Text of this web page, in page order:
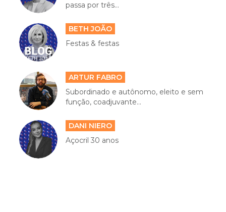
passa por três...
BETH JOÃO
Festas & festas
ARTUR FABRO
Subordinado e autônomo, eleito e sem
função, coadjuvante...
DANI NIERO
Açocril 30 anos